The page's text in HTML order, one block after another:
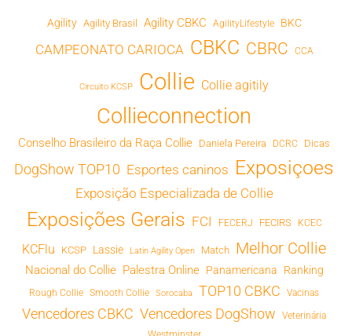
Agility Agility Brasil Agility CBKC AgilityLifestyle BKC
CAMPEONATO CARIOCA CBKC CBRC CCA
Circuito KCSP Collie Collie agitily
Collieconnection
Conselho Brasileiro da Raça Collie Daniela Pereira DCRC Dicas
DogShow TOP10 Esportes caninos Exposiçoes
Exposição Especializada de Collie
Exposições Gerais FCI FECERJ FECIRS KCEC
KCFlu KCSP Lassie Latin Agility Open Match Melhor Collie
Nacional do Collie Palestra Online Panamericana Ranking
Rough Collie Smooth Collie Sorocaba TOP10 CBKC Vacinas
Vencedores CBKC Vencedores DogShow
Veterinária